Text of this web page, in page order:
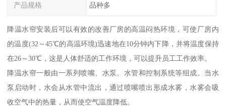
产品规格 品种多
降温水帘安装后可以有效的改善厂房的高温闷热环境，可使厂房内
的温度(32～45℃的高温环境)迅速地在10分钟内下降，并将温度保持
在26～30℃，这是人体舒适的工作环境，可以提升员工工作效率。
降温水帘一般由一系列喷嘴、水泵、水管和控制系统等组成。当水
泵启动时，水会从水管中流出，通过喷嘴喷出形成水雾，水雾会吸
收空气中的热量，从而使空气温度降低。